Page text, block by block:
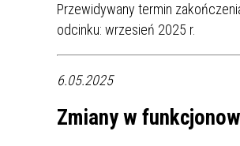
Przewidywany termin
odcinku: wrzesień 2025 r.
6.05.2025
Zmiany w